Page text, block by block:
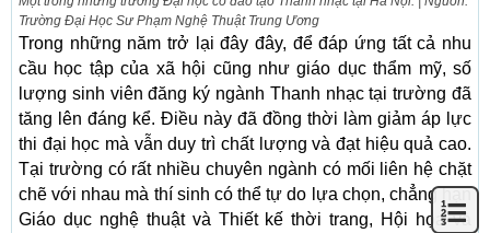
Trường Đại Học Sư Phạm Nghệ Thuật Trung Ương
Trong những năm trở lại đây đây, để đáp ứng tất cả nhu
cầu học tập của xã hội cũng như giáo dục thẩm mỹ, số
lượng sinh viên đăng ký ngành Thanh nhạc tại trường đã
tăng lên đáng kể. Điều này đã đồng thời làm giảm áp lực
thi đại học mà vẫn duy trì chất lượng và đạt hiệu quả cao.
Tại trường có rất nhiều chuyên ngành có mối liên hệ chặt
chẽ với nhau mà thí sinh có thể tự do lựa chọn, chẳng hạn
Giáo dục nghệ thuật và Thiết kế thời trang, Hội họa và